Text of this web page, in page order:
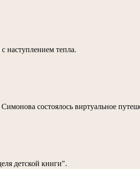
наступлением тепла.
состоялось виртуальное
детской книги".